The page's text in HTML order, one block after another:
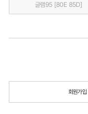
글램95 [80E 85D]
회원가